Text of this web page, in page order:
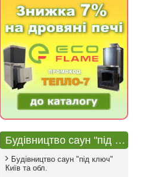
Будівництво саун "під ключ"
Будівництво саун "під ключ"
Київ та обл.